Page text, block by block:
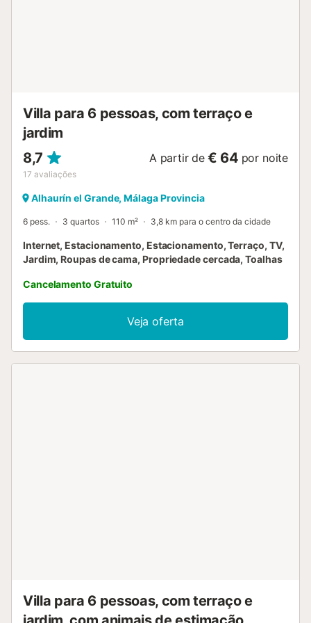
Villa para 6 pessoas, com terraço e
jardim
8,7
17 avaliações
A partir de € 64 por noite
Alhaurín el Grande, Málaga Provincia
6 pess. 3 quartos 110 m² 3,8 km para o centro da cidade
Internet, Estacionamento, Estacionamento, Terraço, TV,
Jardim, Roupas de cama, Propriedade cercada, Toalhas
Cancelamento Gratuito
Veja oferta
Villa para 6 pessoas, com terraço e